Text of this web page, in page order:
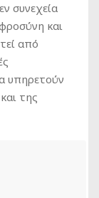
συνεχεία
και
από
υπηρετούν
της